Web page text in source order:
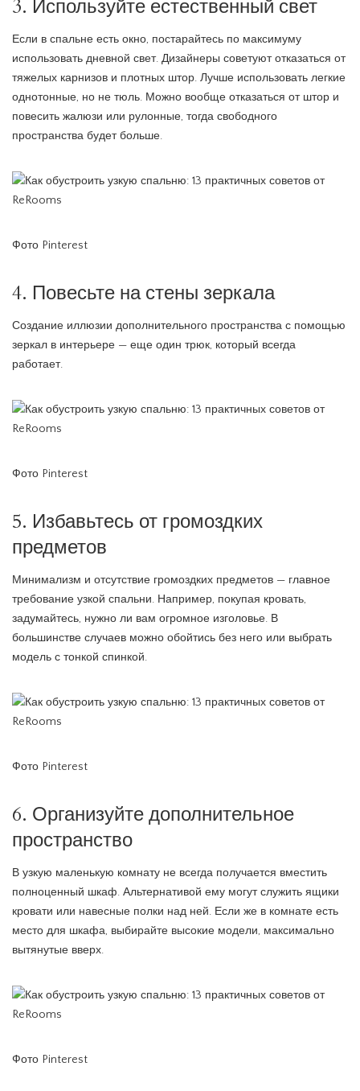
3. Используйте естественный свет
Если в спальне есть окно, постарайтесь по максимуму
использовать дневной свет. Дизайнеры советуют отказаться от
тяжелых карнизов и плотных штор. Лучше использовать легкие
однотонные, но не тюль. Можно вообще отказаться от штор и
повесить жалюзи или рулонные, тогда свободного
пространства будет больше.
Фото Pinterest
4. Повесьте на стены зеркала
Создание иллюзии дополнительного пространства с помощью
зеркал в интерьере — еще один трюк, который всегда
работает.
Фото Pinterest
5. Избавьтесь от громоздких
предметов
Минимализм и отсутствие громоздких предметов — главное
требование узкой спальни. Например, покупая кровать,
задумайтесь, нужно ли вам огромное изголовье. В
большинстве случаев можно обойтись без него или выбрать
модель с тонкой спинкой.
Фото Pinterest
6. Организуйте дополнительное
пространство
В узкую маленькую комнату не всегда получается вместить
полноценный шкаф. Альтернативой ему могут служить ящики
кровати или навесные полки над ней. Если же в комнате есть
место для шкафа, выбирайте высокие модели, максимально
вытянутые вверх.
Фото Pinterest